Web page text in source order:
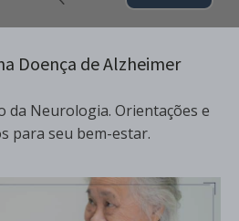
Doença de Alzheimer
da Neurologia. Orientações e
para seu bem-estar.